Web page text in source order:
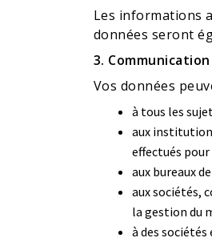
Les informations
données seront
3.
Vos données
à tous les
aux
effectués
aux bureaux
aux sociétés,
la gestion du
à des